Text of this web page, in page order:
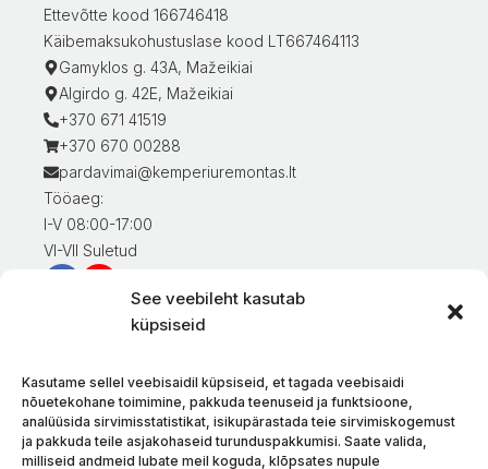
See veebileht kasutab
küpsiseid
Kasutame sellel veebisaidil küpsiseid, et tagada veebisaidi
nõuetekohane toimimine, pakkuda teenuseid ja funktsioone,
analüüsida sirvimisstatistikat, isikupärastada teie sirvimiskogemust
ja pakkuda teile asjakohaseid turunduspakkumisi. Saate valida,
milliseid andmeid lubate meil koguda, klõpsates nupule
Ettevõtte kood 166746418
Käibemaksukohustuslase kood LT667464113
Gamyklos g. 43A, Mažeikiai
Algirdo g. 42E, Mažeikiai
+370 671 41519
+370 670 00288
pardavimai@kemperiuremontas.lt
Tööaeg:
I-V 08:00-17:00
VI-VII Suletud
Teave klientidele
Kaupade tarnimine
Kaupade tagastamine
Tingimused ja eeskirjad